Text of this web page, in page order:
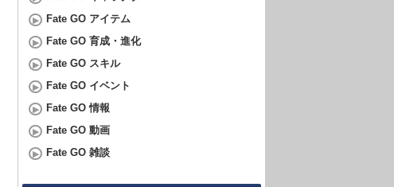
Fate GO アイテム
Fate GO 育成・進化
Fate GO スキル
Fate GO イベント
Fate GO 情報
Fate GO 動画
Fate GO 雑談